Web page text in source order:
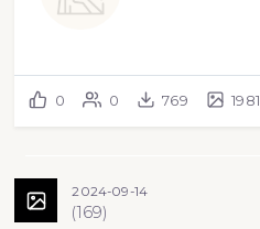
0 0 769 1981
2024-09-14
(169)